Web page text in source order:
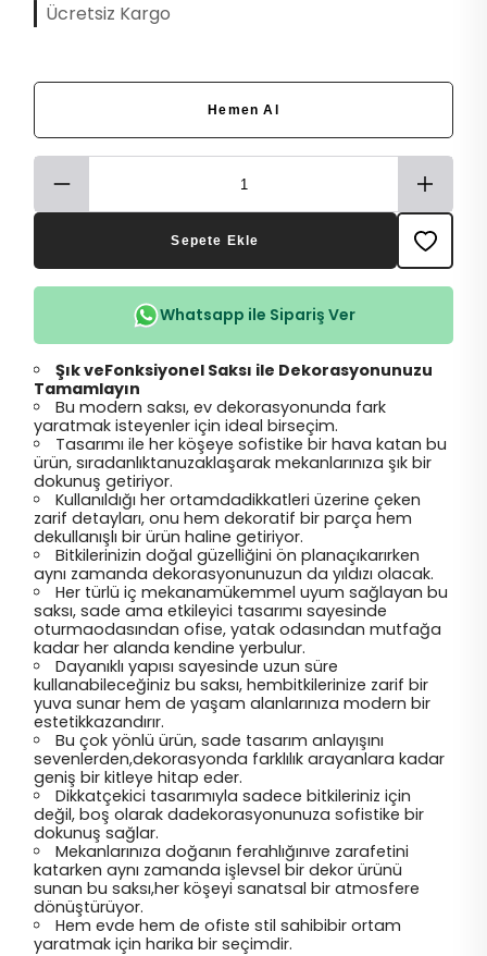
Ücretsiz Kargo
Hemen Al
Sepete Ekle
Whatsapp ile Sipariş Ver
Şık veFonksiyonel Saksı ile Dekorasyonunuzu
Tamamlayın
Bu modern saksı, ev dekorasyonunda fark
yaratmak isteyenler için ideal birseçim.
Tasarımı ile her köşeye sofistike bir hava katan bu
ürün, sıradanlıktanuzaklaşarak mekanlarınıza şık bir
dokunuş getiriyor.
Kullanıldığı her ortamdadikkatleri üzerine çeken
zarif detayları, onu hem dekoratif bir parça hem
dekullanışlı bir ürün haline getiriyor.
Bitkilerinizin doğal güzelliğini ön planaçıkarırken
aynı zamanda dekorasyonunuzun da yıldızı olacak.
Her türlü iç mekanamükemmel uyum sağlayan bu
saksı, sade ama etkileyici tasarımı sayesinde
oturmaodasından ofise, yatak odasından mutfağa
kadar her alanda kendine yerbulur.
Dayanıklı yapısı sayesinde uzun süre
kullanabileceğiniz bu saksı, hembitkilerinize zarif bir
yuva sunar hem de yaşam alanlarınıza modern bir
estetikkazandırır.
Bu çok yönlü ürün, sade tasarım anlayışını
sevenlerden,dekorasyonda farklılık arayanlara kadar
geniş bir kitleye hitap eder.
Dikkatçekici tasarımıyla sadece bitkileriniz için
değil, boş olarak dadekorasyonunuza sofistike bir
dokunuş sağlar.
Mekanlarınıza doğanın ferahlığınıve zarafetini
katarken aynı zamanda işlevsel bir dekor ürünü
sunan bu saksı,her köşeyi sanatsal bir atmosfere
dönüştürüyor.
Hem evde hem de ofiste stil sahibibir ortam
yaratmak için harika bir seçimdir.